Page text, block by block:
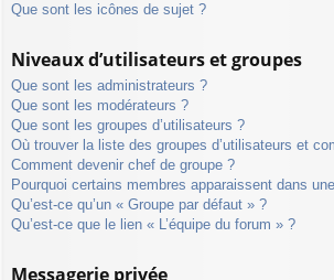
Que sont les icônes de sujet ?
Niveaux d’utilisateurs et groupes
Que sont les administrateurs ?
Que sont les modérateurs ?
Que sont les groupes d’utilisateurs ?
Où trouver la liste des groupes d’utilisateurs et
Comment devenir chef de groupe ?
Pourquoi certains membres apparaissent dans
Qu’est-ce qu’un « Groupe par défaut » ?
Qu’est-ce que le lien « L’équipe du forum » ?
Messagerie privée